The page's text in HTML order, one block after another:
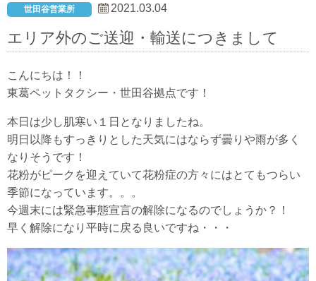
世田谷営業所 2021.03.04
エリア外のご送迎・輸送につきまして
こんにちは！！
東葛ペットタクシー・世田谷拠点です！
本日は少し肌寒い１日となりましたね。
明日以降もすっきりとした天気にはならず曇りや雨が多く
なりそうです！
花粉がピークを迎えていて花粉症の方々にはとてもつらい
季節になっています。。。
今週末には緊急事態宣言の解除になるのでしょうか？！
早く解除になり平時に戻る良いですね・・・